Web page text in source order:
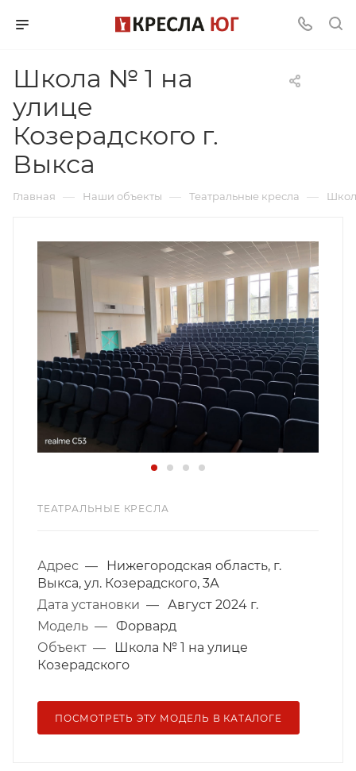
Школа № 1 на
улице
Козерадского г.
Выкса
Главная — Наши объекты — Театральные кресла —
ТЕАТРАЛЬНЫЕ КРЕСЛА
Адрес —
Нижегородская область, г.
Выкса, ул. Козерадского, 3А
Дата установки — Август 2024 г.
Модель — Форвард
Объект —
Школа № 1 на улице
Козерадского
ПОСМОТРЕТЬ ЭТУ МОДЕЛЬ В КАТАЛОГЕ